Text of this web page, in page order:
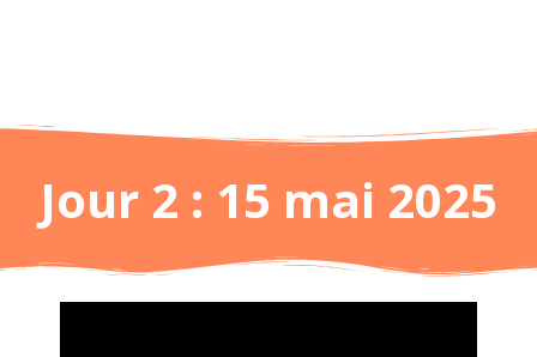
Jour 2 : 15 mai 2025